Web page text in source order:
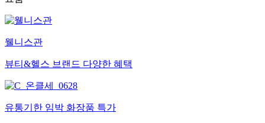
웰니스관
뷰티&헬스 브랜드 다양한 혜택
유통기한 임박 화장품 특가